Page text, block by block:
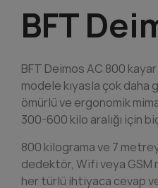
BFT
BFT Deimos AC 800
modele kıyasla çok daha
ömürlü ve ergonomik
300-600 kilo aralığı için
800 kilograma ve 7
dedektör, Wifi veya GSM
her türlü ihtiyaca cevap